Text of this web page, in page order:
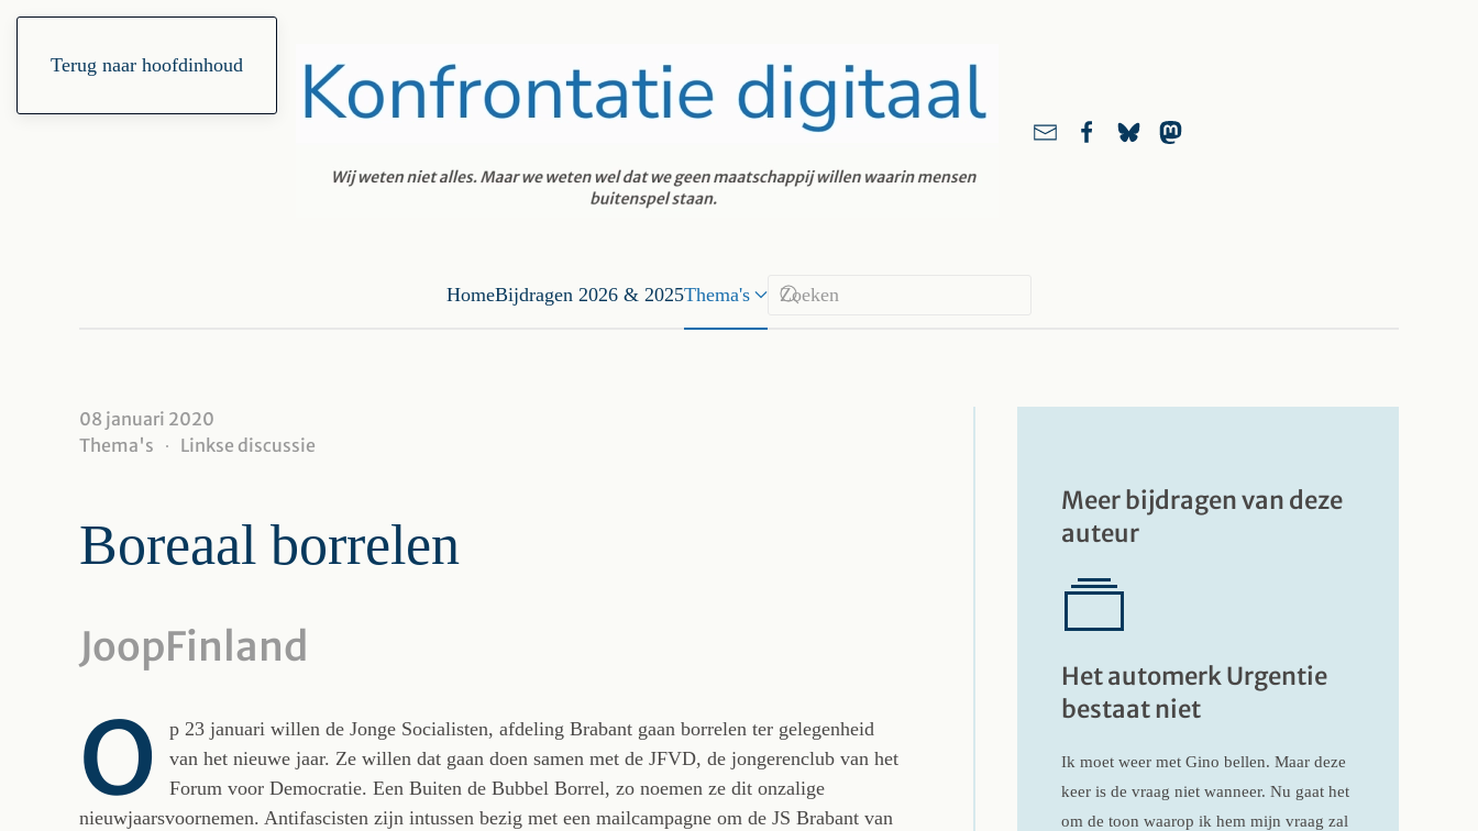
Terug naar hoofdinhoud
HomeBijdragen 2026 & 2025Thema's
08 januari 2020
Thema's
Linkse discussie
Boreaal borrelen
JoopFinland
O
p 23 januari willen de Jonge Socialisten, afdeling Brabant gaan borrelen ter gelegenheid
van het nieuwe jaar. Ze willen dat gaan doen samen met de JFVD, de jongerenclub van het
Forum voor Democratie. Een Buiten de Bubbel Borrel, zo noemen ze dit onzalige
nieuwjaarsvoornemen. Antifascisten zijn intussen bezig met een mailcampagne om de JS Brabant van
Meer bijdragen van deze
auteur
Het automerk Urgentie
bestaat niet
Ik moet weer met Gino bellen. Maar deze
keer is de vraag niet wanneer. Nu gaat het
om de toon waarop ik hem mijn vraag zal